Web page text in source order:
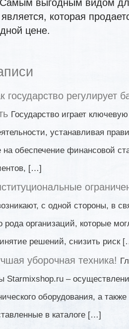
выгодным видом
которая
цене.
государство регулирует
Государство играет
устанавливая
на обеспечение финансовой
[…]
с одной стороны, в
рода организаций, которые
решений, снизить риск
уборочная техника!
Starmixshop.ru –
оборудования, а
в каталоге […]